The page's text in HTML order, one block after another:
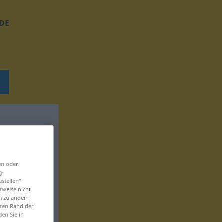
DE
oder
nicht
zu ändern
Rand der
Sie in